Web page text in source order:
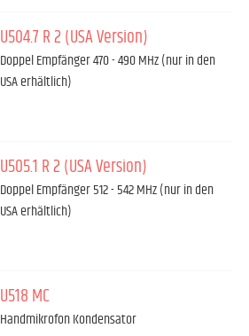
U504.7 R 2 (USA Version)
Doppel Empfänger 470 - 490 MHz (nur in den
USA erhältlich)
U505.1 R 2 (USA Version)
Doppel Empfänger 512 - 542 MHz (nur in den
USA erhältlich)
U518 MC
Handmikrofon Kondensator